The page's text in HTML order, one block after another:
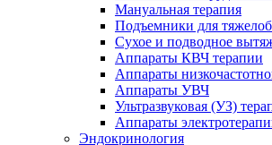
Мануальная терапия
Подъемники для
Сухое и подводное
Аппараты КВЧ терапии
Аппараты
Аппараты УВЧ
Ультразвуковая (УЗ)
Аппараты
Эндокринология